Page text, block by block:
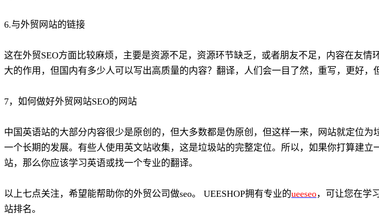
6.与外贸网站的链接
这在外贸SEO方面比较麻烦，主要是资源不足，资源环节缺乏，或者朋友不足，内容在友情
大的作用，但国内有多少人可以写出高质量的内容？翻译，人们会一目了然，重写，更好，
7，如何做好外贸网站SEO的网站
中国英语站的大部分内容很少是原创的，但大多数都是伪原创，但这样一来，网站就定位为
一个长期的发展。有些人使用英文站收集，这是垃圾站的完整定位。所以，如果你打算建立
站，那么你应该学习英语或找一个专业的翻译。
以上七点关注，希望能帮助你的外贸公司做seo。 UEESHOP拥有专业的ueeseo，可让您在学
站排名。